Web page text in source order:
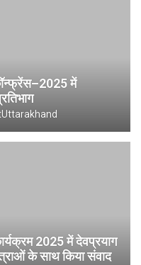
में
2025 में देवप्रयाग
के साथ किया संवाद